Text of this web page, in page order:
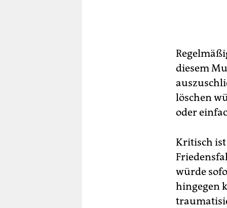
diesem
löschen
oder
Kritisch ist
würde
hingegen